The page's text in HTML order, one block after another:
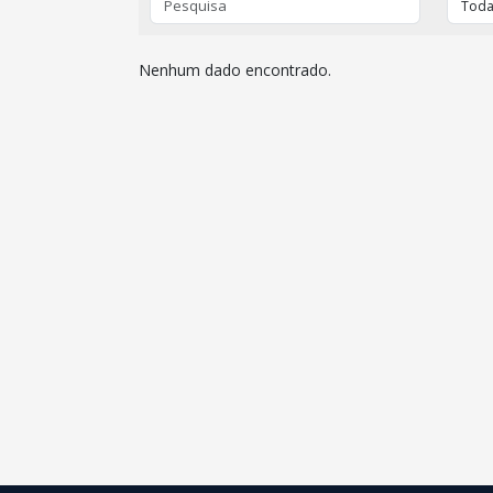
Nenhum dado encontrado.